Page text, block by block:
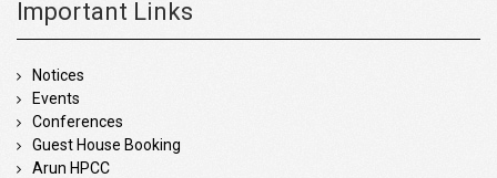
Important Links
Notices
Events
Conferences
Guest House Booking
Arun HPCC